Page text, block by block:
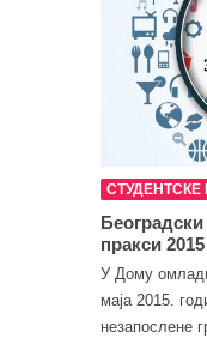
СТУДЕНТСКЕ
пракси 2015
У Дому
маја 2015.
незапослене